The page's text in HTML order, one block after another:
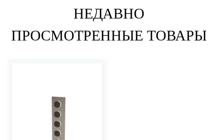
НЕДАВНО
ПРОСМОТРЕННЫЕ ТОВАРЫ